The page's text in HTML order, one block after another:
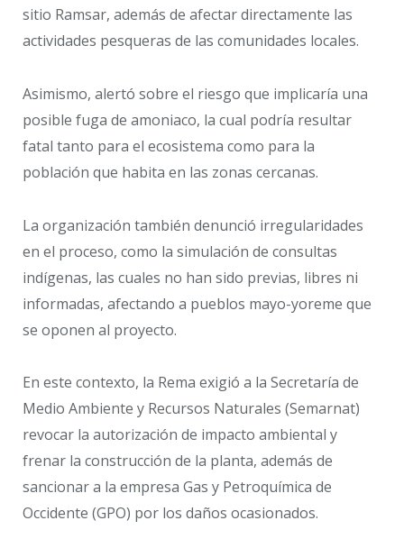
sitio Ramsar, además de afectar directamente las
actividades pesqueras de las comunidades locales.
Asimismo, alertó sobre el riesgo que implicaría una
posible fuga de amoniaco, la cual podría resultar
fatal tanto para el ecosistema como para la
población que habita en las zonas cercanas.
La organización también denunció irregularidades
en el proceso, como la simulación de consultas
indígenas, las cuales no han sido previas, libres ni
informadas, afectando a pueblos mayo-yoreme que
se oponen al proyecto.
En este contexto, la Rema exigió a la Secretaría de
Medio Ambiente y Recursos Naturales (Semarnat)
revocar la autorización de impacto ambiental y
frenar la construcción de la planta, además de
sancionar a la empresa Gas y Petroquímica de
Occidente (GPO) por los daños ocasionados.